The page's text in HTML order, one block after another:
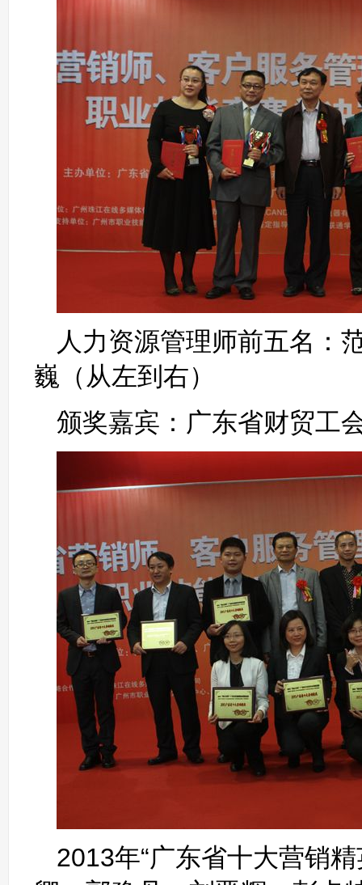
人力资源管理师前五名：
巍（从左到右）
颁奖嘉宾：广东省财贸工
2013年“广东省十大营销